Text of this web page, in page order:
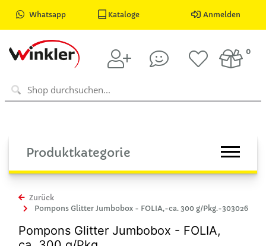
Whatsapp Kataloge Anmelden
0
Produktkategorie
Zurück
Pompons Glitter Jumbobox - FOLIA,-ca. 300 g/Pkg.-303026
Pompons Glitter Jumbobox - FOLIA,